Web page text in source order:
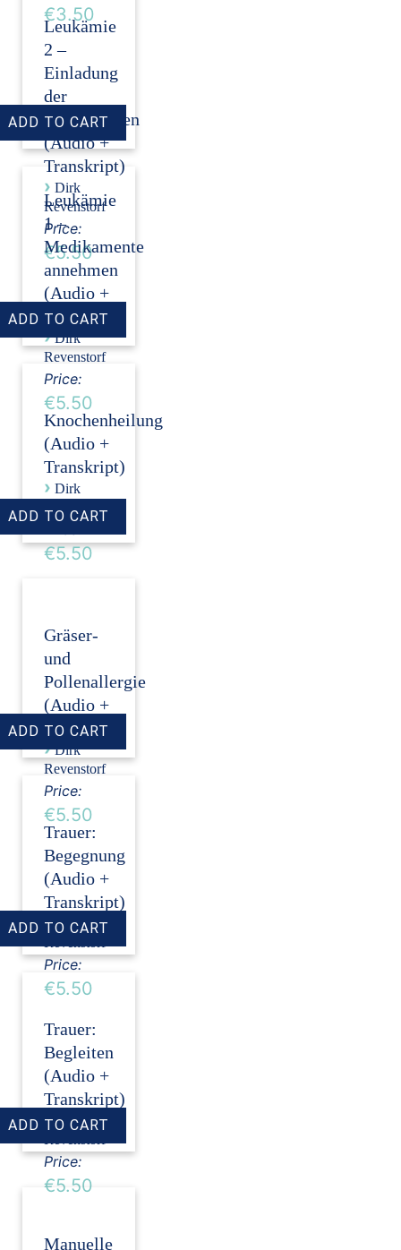
€3.50
Leukämie
2 –
Einladung
der
Stammzellen
(Audio +
Transkript)
› Dirk
Revenstorf
Price:
€5.50
Leukämie
1 –
Medikamente
annehmen
(Audio +
Transkript)
› Dirk
Revenstorf
Price:
€5.50
Knochenheilung
(Audio +
Transkript)
› Dirk
Revenstorf
€5.50
Gräser-
und
Pollenallergie
(Audio +
Transkript)
› Dirk
Revenstorf
Price:
€5.50
Trauer:
Begegnung
(Audio +
Transkript)
› Dirk
Price:
€5.50
Trauer:
Begleiten
(Audio +
Transkript)
› Dirk
Price:
€5.50
Manuelle